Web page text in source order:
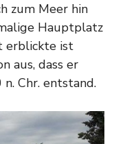
zum Meer hin
Hauptplatz
erblickte ist
aus, dass er
Chr. entstand.